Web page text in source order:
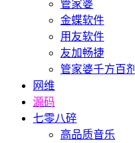
管家婆
金蝶软件
用友软件
友加畅捷
管家婆千方百剂
网维
源码
七零八碎
高品质音乐